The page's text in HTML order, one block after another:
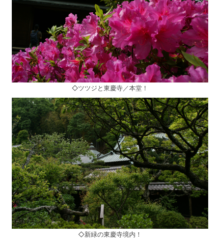
◇ツツジと東慶寺／本堂！
◇新緑の東慶寺境内！